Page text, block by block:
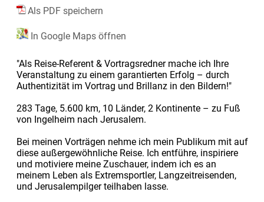
Als PDF speichern
In Google Maps öffnen
"Als Reise-Referent & Vortragsredner mache ich Ihre
Veranstaltung zu einem garantierten Erfolg – durch
Authentizität im Vortrag und Brillanz in den Bildern!"
283 Tage, 5.600 km, 10 Länder, 2 Kontinente – zu Fuß
von Ingelheim nach Jerusalem.
Bei meinen Vorträgen nehme ich mein Publikum mit auf
diese außergewöhnliche Reise. Ich entführe, inspiriere
und motiviere meine Zuschauer, indem ich es an
meinem Leben als Extremsportler, Langzeitreisenden,
und Jerusalempilger teilhaben lasse.